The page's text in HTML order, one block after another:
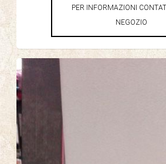
PER INFORMAZIONI
NEGOZIO